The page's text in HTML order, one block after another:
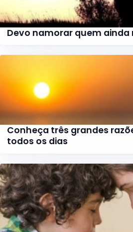
Devo namorar quem ainda
Conheça três grandes
todos os dias